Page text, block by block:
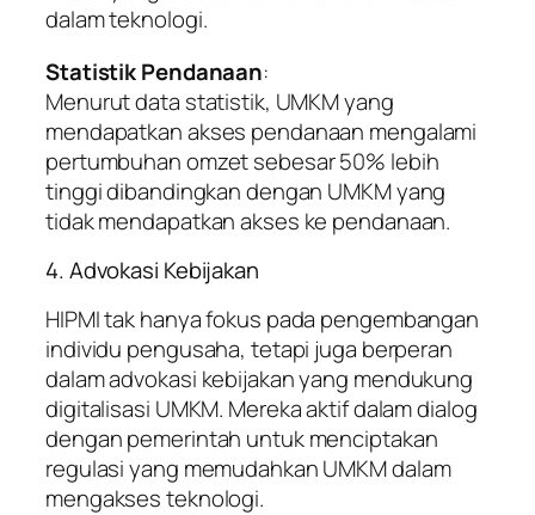
dalam teknologi.
Statistik Pendanaan:
Menurut data statistik, UMKM yang
mendapatkan akses pendanaan mengalami
pertumbuhan omzet sebesar 50% lebih
tinggi dibandingkan dengan UMKM yang
tidak mendapatkan akses ke pendanaan.
4. Advokasi Kebijakan
HIPMI tak hanya fokus pada pengembangan
individu pengusaha, tetapi juga berperan
dalam advokasi kebijakan yang mendukung
digitalisasi UMKM. Mereka aktif dalam dialog
dengan pemerintah untuk menciptakan
regulasi yang memudahkan UMKM dalam
mengakses teknologi.